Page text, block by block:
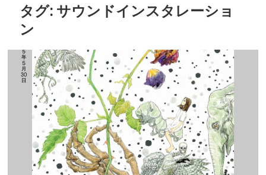
タグ: サウンドインスタレーショ
ン